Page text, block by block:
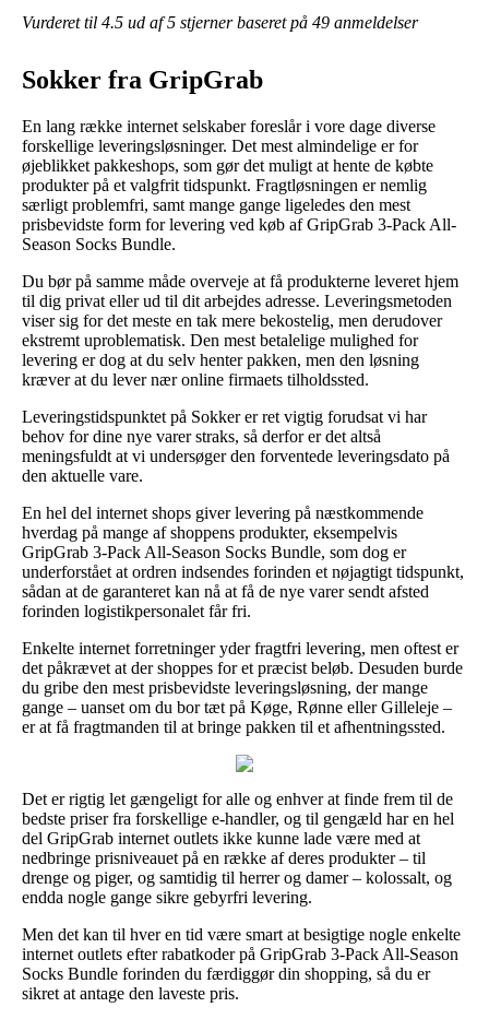
Vurderet til 4.5 ud af 5 stjerner baseret på 49 anmeldelser
Sokker fra GripGrab
En lang række internet selskaber foreslår i vore dage diverse
forskellige leveringsløsninger. Det mest almindelige er for
øjeblikket pakkeshops, som gør det muligt at hente de købte
produkter på et valgfrit tidspunkt. Fragtløsningen er nemlig
særligt problemfri, samt mange gange ligeledes den mest
prisbevidste form for levering ved køb af GripGrab 3-Pack All-
Season Socks Bundle.
Du bør på samme måde overveje at få produkterne leveret hjem
til dig privat eller ud til dit arbejdes adresse. Leveringsmetoden
viser sig for det meste en tak mere bekostelig, men derudover
ekstremt uproblematisk. Den mest betalelige mulighed for
levering er dog at du selv henter pakken, men den løsning
kræver at du lever nær online firmaets tilholdssted.
Leveringstidspunktet på Sokker er ret vigtig forudsat vi har
behov for dine nye varer straks, så derfor er det altså
meningsfuldt at vi undersøger den forventede leveringsdato på
den aktuelle vare.
En hel del internet shops giver levering på næstkommende
hverdag på mange af shoppens produkter, eksempelvis
GripGrab 3-Pack All-Season Socks Bundle, som dog er
underforstået at ordren indsendes forinden et nøjagtigt tidspunkt,
sådan at de garanteret kan nå at få de nye varer sendt afsted
forinden logistikpersonalet får fri.
Enkelte internet forretninger yder fragtfri levering, men oftest er
det påkrævet at der shoppes for et præcist beløb. Desuden burde
du gribe den mest prisbevidste leveringsløsning, der mange
gange – uanset om du bor tæt på Køge, Rønne eller Gilleleje –
er at få fragtmanden til at bringe pakken til et afhentningssted.
Det er rigtig let gængeligt for alle og enhver at finde frem til de
bedste priser fra forskellige e-handler, og til gengæld har en hel
del GripGrab internet outlets ikke kunne lade være med at
nedbringe prisniveauet på en række af deres produkter – til
drenge og piger, og samtidig til herrer og damer – kolossalt, og
endda nogle gange sikre gebyrfri levering.
Men det kan til hver en tid være smart at besigtige nogle enkelte
internet outlets efter rabatkoder på GripGrab 3-Pack All-Season
Socks Bundle forinden du færdiggør din shopping, så du er
sikret at antage den laveste pris.